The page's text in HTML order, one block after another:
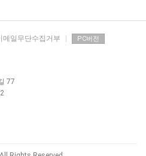
메일무단수집거부 PC버전
77